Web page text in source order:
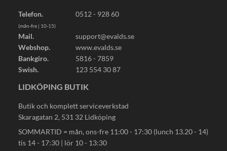
Telefon. 0512 - 928 60
(mån-fre | 10-15)
Mail.
support@evalds.se
Webshop.
www.evalds.se
Bankgiro.
5816 - 7859
Swish.
123 554 30 87
LIDKÖPING BUTIK
Butik och komplett serviceverkstad
Skaragatan 2, 531 32 Lidköping
SOMMARTID = mån, ons-fre 11:00 - 17:30 (lunch 13.20 - 14)
tis 14 - 17:30 | lör 10 - 13:30